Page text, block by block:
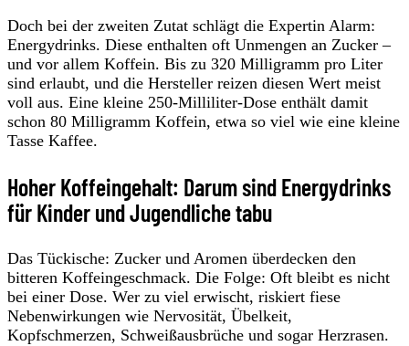
Doch bei der zweiten Zutat schlägt die Expertin Alarm:
Energydrinks. Diese enthalten oft Unmengen an Zucker –
und vor allem Koffein. Bis zu 320 Milligramm pro Liter
sind erlaubt, und die Hersteller reizen diesen Wert meist
voll aus. Eine kleine 250-Milliliter-Dose enthält damit
schon 80 Milligramm Koffein, etwa so viel wie eine kleine
Tasse Kaffee.
Hoher Koffeingehalt: Darum sind Energydrinks
für Kinder und Jugendliche tabu
Das Tückische: Zucker und Aromen überdecken den
bitteren Koffeingeschmack. Die Folge: Oft bleibt es nicht
bei einer Dose. Wer zu viel erwischt, riskiert fiese
Nebenwirkungen wie Nervosität, Übelkeit,
Kopfschmerzen, Schweißausbrüche und sogar Herzrasen.